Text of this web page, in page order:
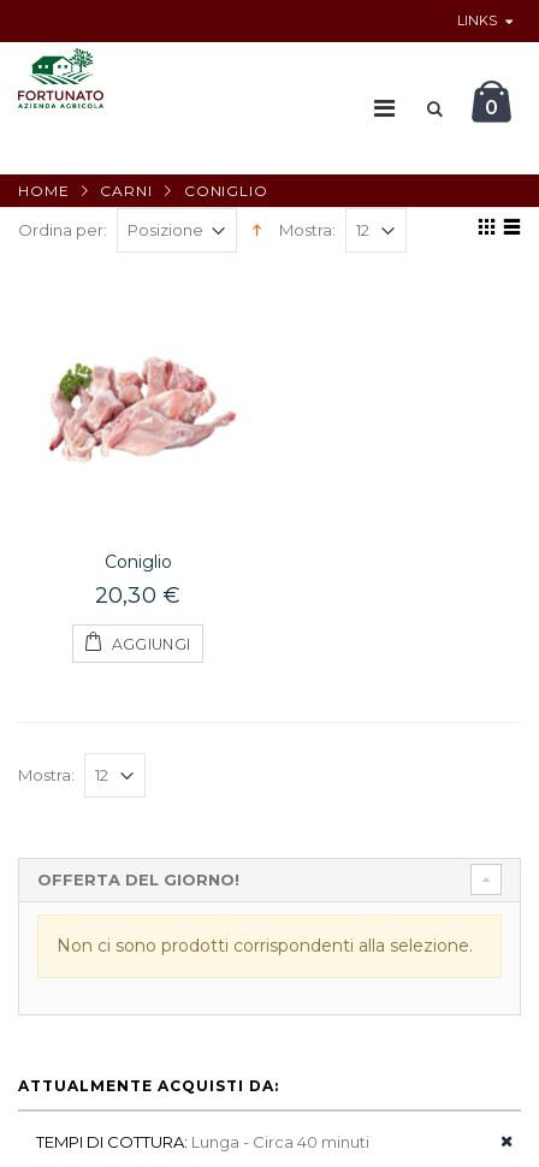
LINKS
0
HOME CARNI CONIGLIO
Ordina per: Mostra:
Coniglio
20,30 €
AGGIUNGI
Mostra:
OFFERTA DEL GIORNO!
Non ci sono prodotti corrispondenti alla selezione.
ATTUALMENTE ACQUISTI DA:
TEMPI DI COTTURA: Lunga - Circa 40 minuti